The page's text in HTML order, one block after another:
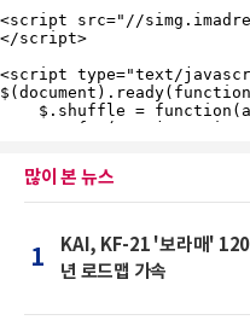
많이 본 뉴스
1
KAI, KF-21 '보라매'
년 로드맵 가속